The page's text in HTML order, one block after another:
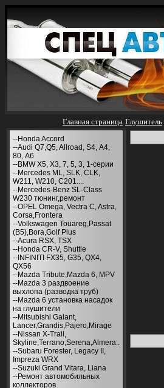
Главная страница Глушитель
--Honda Accord
--Audi Q7,Q5, Allroad, S4, А4,
80, A6
--BMW X5, X3, 7, 5, 3, 1-серии
--Mercedes ML, SLK, CLK,
W211, W210, С201....
--Mercedes-Benz SL-Class
W230 тюнинг,ремонт
--OPEL Omega, Vectra C, Astra,
Corsa,Frontera
--Volkswagen Touareg,Passat
(B5),Bora,Golf Plus
--Acura RSX, TSX
--Honda CR-V, Shuttle
--INFINITI FX35, G35, QX4,
QX56
--Mazda Tribute,Mazda 6, MPV
--Mazda 3 раздвоение
выхлопа (разводка труб)
--Mazda 6 установка насадок
на глушители
--Mitsubishi Galant,
Lancer,Grandis,Pajero,Mirage
--Nissan X-Trail,
Skyline,Terrano,Serena,Almera..
--Subaru Forester, Legacy II,
Impreza WRX
--Suzuki Grand Vitara, Liana
--Ремонт автомобильных
коллекторов